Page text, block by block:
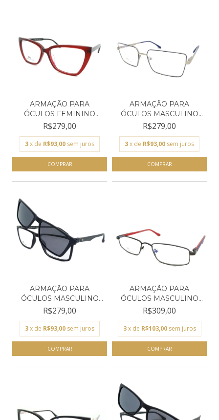
ARMAÇÃO PARA
ÓCULOS FEMININO
EMPÓRIO GLA...
R$279,00
3x de R$93,00 sem juros
ARMAÇÃO PARA
ÓCULOS MASCULINO
EMPÓRIO GL...
R$279,00
3x de R$93,00 sem juros
ARMAÇÃO PARA
ÓCULOS MASCULINO
EMPÓRIO GL...
R$279,00
3x de R$93,00 sem juros
ARMAÇÃO PARA
ÓCULOS MASCULINO
EMPÓRIO GL...
R$309,00
3 x de R$103,00 sem juros